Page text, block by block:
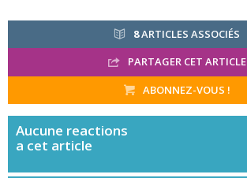
8ARTICLES ASSOCIÉS
PARTAGER CET ARTICLE
ABONNEZ-VOUS !
Aucune reactions
a cet article